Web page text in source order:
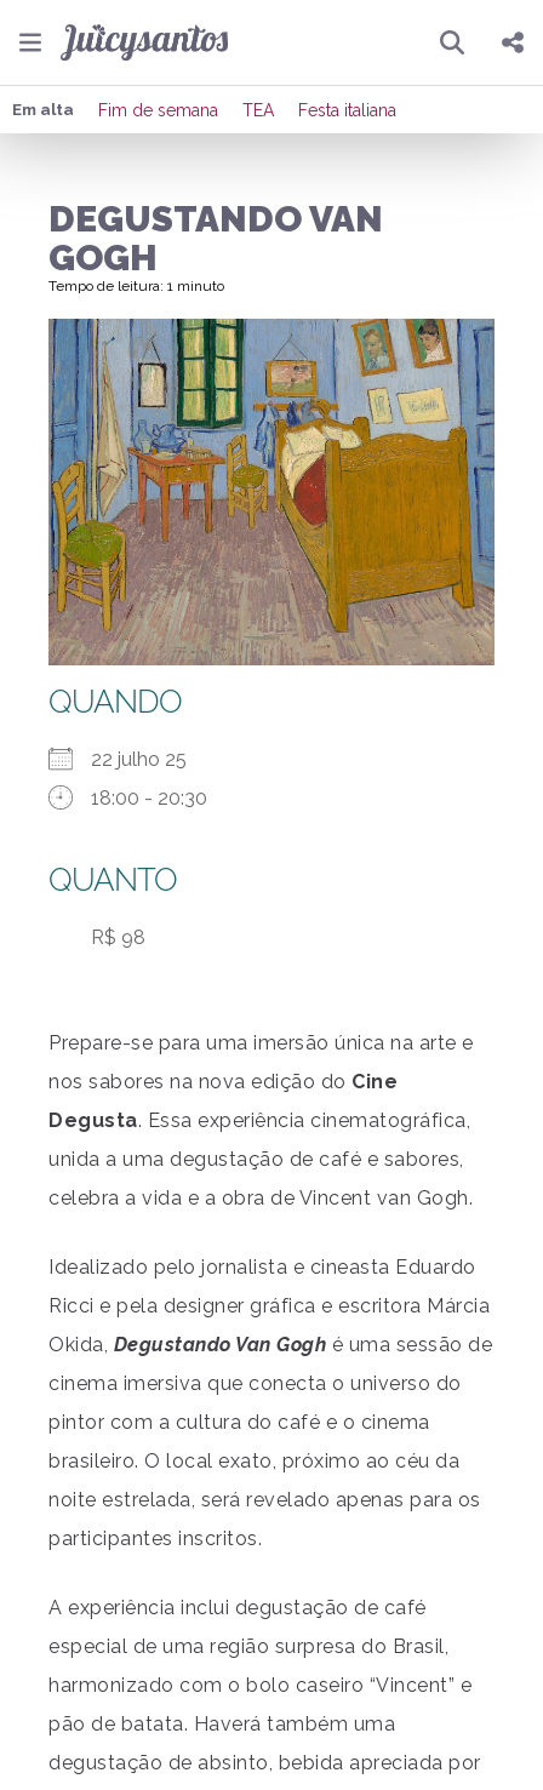
Pesquisar
Compartilhar
Enviar por Whatsapp
Publicar no X
Em alta Fim de semana TEA Festa italiana
DEGUSTANDO VAN
GOGH
Tempo de leitura: 1 minuto
QUANDO
22 julho 25
18:00 - 20:30
QUANTO
R$ 98
Prepare-se para uma imersão única na arte e
nos sabores na nova edição do Cine
Degusta. Essa experiência cinematográfica,
unida a uma degustação de café e sabores,
celebra a vida e a obra de Vincent van Gogh.
Idealizado pelo jornalista e cineasta Eduardo
Ricci e pela designer gráfica e escritora Márcia
Okida, Degustando Van Gogh é uma sessão de
cinema imersiva que conecta o universo do
pintor com a cultura do café e o cinema
brasileiro. O local exato, próximo ao céu da
noite estrelada, será revelado apenas para os
participantes inscritos.
A experiência inclui degustação de café
especial de uma região surpresa do Brasil,
harmonizado com o bolo caseiro “Vincent” e
pão de batata. Haverá também uma
degustação de absinto, bebida apreciada por